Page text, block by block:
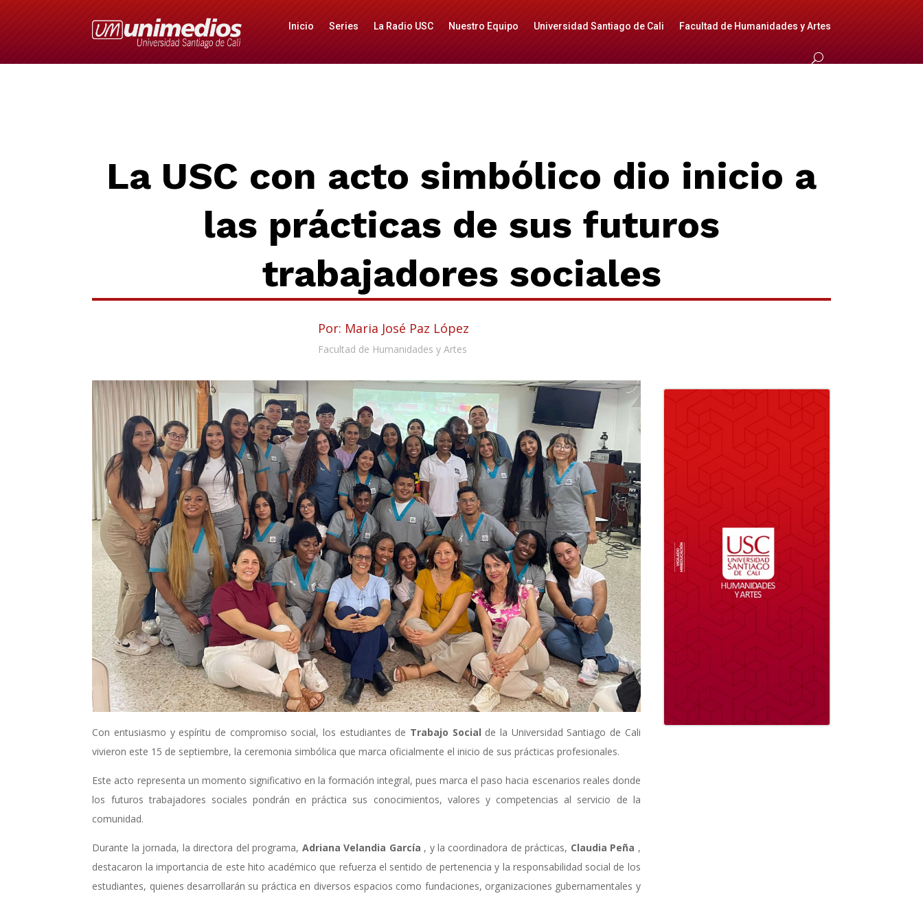
Inicio Series La Radio USC Nuestro Equipo Universidad Santiago de Cali Facultad de Humanidades y Artes
La USC con acto simbólico dio inicio a
las prácticas de sus futuros
trabajadores sociales
Por: Maria José Paz López
Facultad de Humanidades y Artes
Con entusiasmo y espíritu de compromiso social, los estudiantes de Trabajo Social de la Universidad Santiago de Cali
vivieron este 15 de septiembre, la ceremonia simbólica que marca oficialmente el inicio de sus prácticas profesionales.
Este acto representa un momento significativo en la formación integral, pues marca el paso hacia escenarios reales donde
los futuros trabajadores sociales pondrán en práctica sus conocimientos, valores y competencias al servicio de la
comunidad.
Durante la jornada, la directora del programa, Adriana Velandia García , y la coordinadora de prácticas, Claudia Peña ,
destacaron la importancia de este hito académico que refuerza el sentido de pertenencia y la responsabilidad social de los
estudiantes, quienes desarrollarán su práctica en diversos espacios como fundaciones, organizaciones gubernamentales y